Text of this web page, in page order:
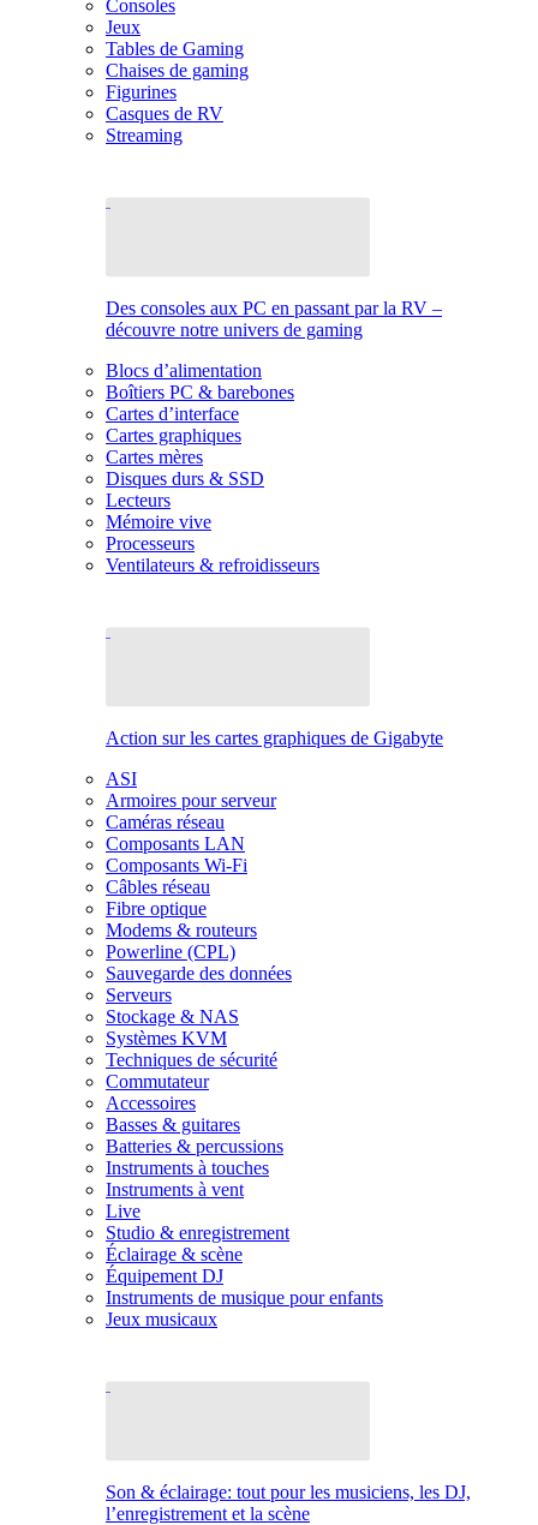
Consoles
Jeux
Tables de Gaming
Chaises de gaming
Figurines
Casques de RV
Streaming
Des consoles aux PC en passant par la RV –
découvre notre univers de gaming
Blocs d’alimentation
Boîtiers PC & barebones
Cartes d’interface
Cartes graphiques
Cartes mères
Disques durs & SSD
Lecteurs
Mémoire vive
Processeurs
Ventilateurs & refroidisseurs
Action sur les cartes graphiques de Gigabyte
ASI
Armoires pour serveur
Caméras réseau
Composants LAN
Composants Wi-Fi
Câbles réseau
Fibre optique
Modems & routeurs
Powerline (CPL)
Sauvegarde des données
Serveurs
Stockage & NAS
Systèmes KVM
Techniques de sécurité
Commutateur
Accessoires
Basses & guitares
Batteries & percussions
Instruments à touches
Instruments à vent
Live
Studio & enregistrement
Éclairage & scène
Équipement DJ
Instruments de musique pour enfants
Jeux musicaux
Son & éclairage: tout pour les musiciens, les DJ,
l’enregistrement et la scène